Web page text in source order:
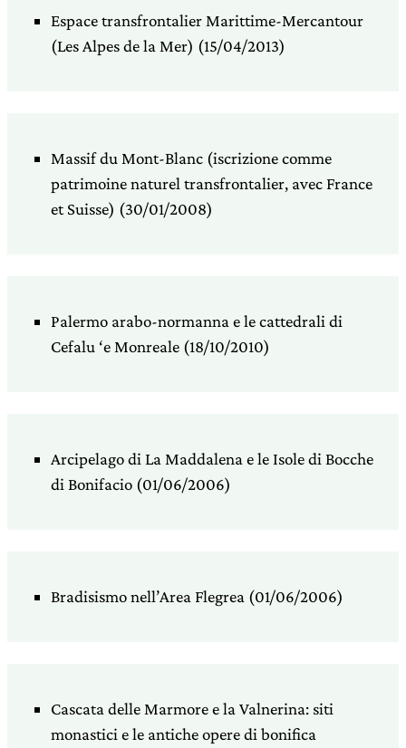
Espace transfrontalier Marittime-Mercantour
(Les Alpes de la Mer) (15/04/2013)
Massif du Mont-Blanc (iscrizione comme
patrimoine naturel transfrontalier, avec France
et Suisse) (30/01/2008)
Palermo arabo-normanna e le cattedrali di
Cefalu ‘e Monreale (18/10/2010)
Arcipelago di La Maddalena e le Isole di Bocche
di Bonifacio (01/06/2006)
Bradisismo nell’Area Flegrea (01/06/2006)
Cascata delle Marmore e la Valnerina: siti
monastici e le antiche opere di bonifica